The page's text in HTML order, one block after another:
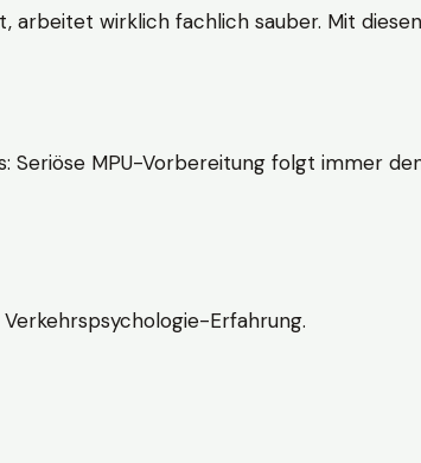
arbeitet wirklich fachlich sauber. Mit
Seriöse MPU-Vorbereitung folgt immer
Erfahrung.